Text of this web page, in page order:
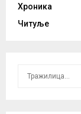
Хроника
Читуље